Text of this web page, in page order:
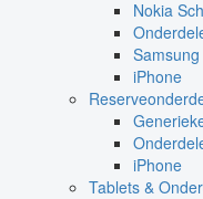
Nokia
iPhone
iPhone
Tablets &